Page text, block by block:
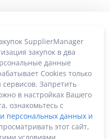
SupplierManager
закупок в два
данные
Cookies только
Запретить
в настройках Вашего
ознакомьтесь с
персональных данных и
этот сайт,